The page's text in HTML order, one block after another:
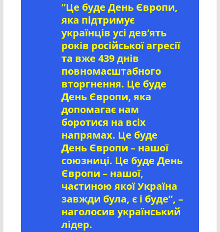
“Це буде День Європи,
яка підтримує
українців усі дев’ять
років російської агресії
та вже 439 днів
повномасштабного
вторгнення. Це буде
День Європи, яка
допомагає нам
боротися на всіх
напрямах. Це буде
День Європи – нашої
союзниці. Це буде День
Європи – нашої,
частиною якої Україна
завжди була, є і буде”, –
наголосив український
лідер.